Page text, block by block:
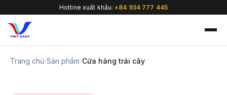
Hotline xuất khẩu:+84 934 777 445
Trang chủ›Sản phẩm›Cửa hàng trái cây